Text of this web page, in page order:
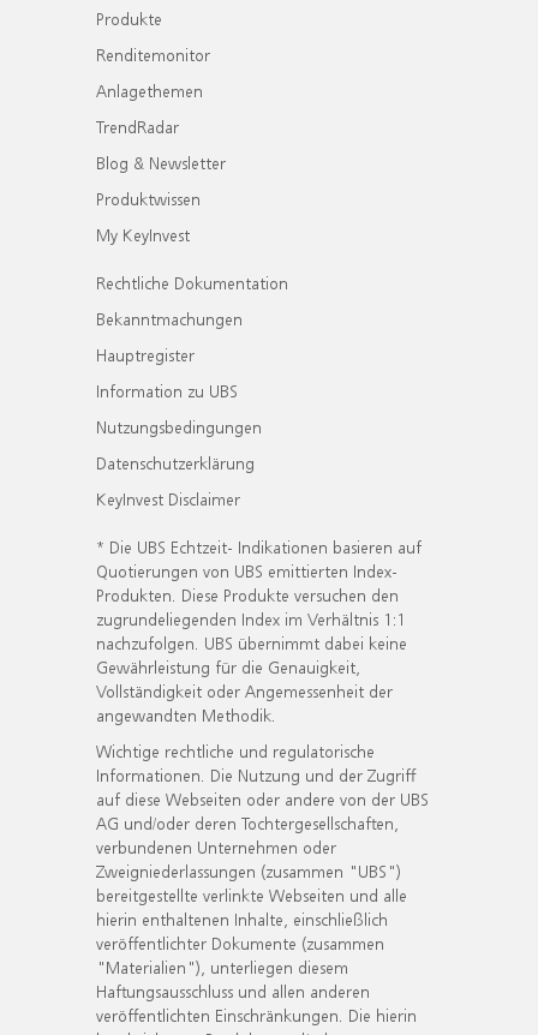
Produkte
Renditemonitor
Anlagethemen
TrendRadar
Blog & Newsletter
Produktwissen
My KeyInvest
Rechtliche Dokumentation
Bekanntmachungen
Hauptregister
Information zu UBS
Nutzungsbedingungen
Datenschutzerklärung
KeyInvest Disclaimer
* Die UBS Echtzeit- Indikationen basieren auf
Quotierungen von UBS emittierten Index-
Produkten. Diese Produkte versuchen den
zugrundeliegenden Index im Verhältnis 1:1
nachzufolgen. UBS übernimmt dabei keine
Gewährleistung für die Genauigkeit,
Vollständigkeit oder Angemessenheit der
angewandten Methodik.
Wichtige rechtliche und regulatorische
Informationen. Die Nutzung und der Zugriff
auf diese Webseiten oder andere von der UBS
AG und/oder deren Tochtergesellschaften,
verbundenen Unternehmen oder
Zweigniederlassungen (zusammen "UBS")
bereitgestellte verlinkte Webseiten und alle
hierin enthaltenen Inhalte, einschließlich
veröffentlichter Dokumente (zusammen
"Materialien"), unterliegen diesem
Haftungsausschluss und allen anderen
veröffentlichten Einschränkungen. Die hierin